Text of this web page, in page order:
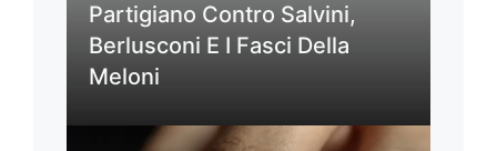
Partigiano Contro Salvini,
Berlusconi E I Fasci Della
Meloni